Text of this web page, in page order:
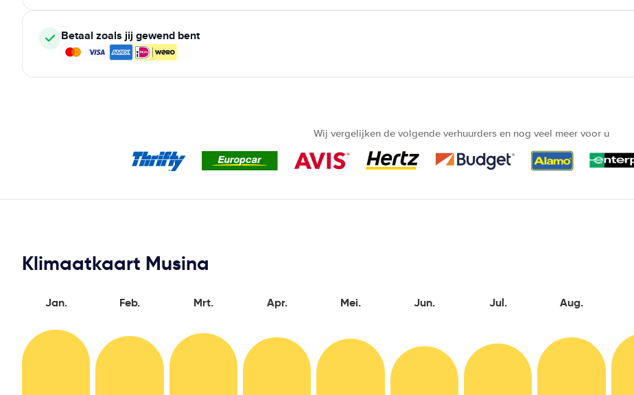
Betaal zoals jij gewend bent
Wij vergelijken de volgende verhuurders en nog veel meer voor u
Klimaatkaart Musina
Jan. Feb. Mrt. Apr. Mei. Jun. Jul. Aug.